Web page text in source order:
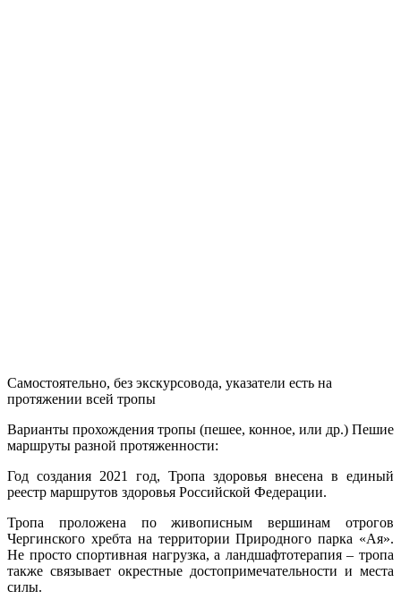
Самостоятельно, без экскурсовода, указатели есть на
протяжении всей тропы
Варианты прохождения тропы (пешее, конное, или др.) Пешие
маршруты разной протяженности:
Год создания 2021 год, Тропа здоровья внесена в единый
реестр маршрутов здоровья Российской Федерации.
Тропа проложена по живописным вершинам отрогов
Чергинского хребта на территории Природного парка «Ая».
Не просто спортивная нагрузка, а ландшафтотерапия – тропа
также связывает окрестные достопримечательности и места
силы.